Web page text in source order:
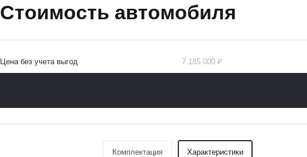
Стоимость автомобиля
Цена без учета выгод 7 185 000 ₽
Комплектация Характеристики